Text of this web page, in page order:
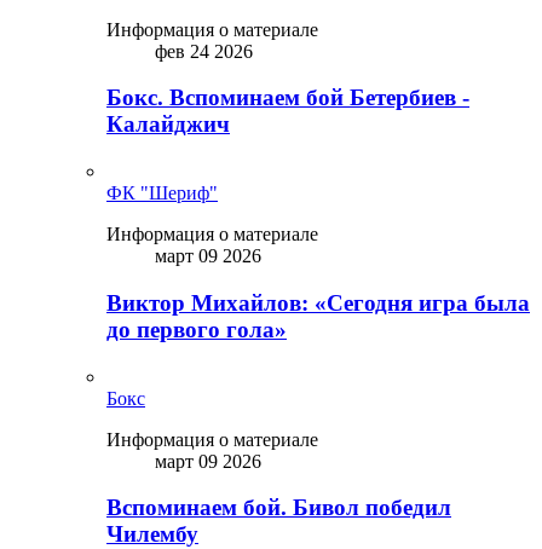
Информация о материале
фев 24 2026
Бокс. Вспоминаем бой Бетербиев -
Калайджич
ФК "Шериф"
Информация о материале
март 09 2026
Виктор Михайлов: «Сегодня игра была
до первого гола»
Бокс
Информация о материале
март 09 2026
Вспоминаем бой. Бивол победил
Чилембу